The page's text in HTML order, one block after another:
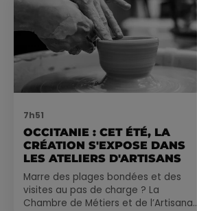
7h51
OCCITANIE : CET ÉTÉ, LA
CRÉATION S'EXPOSE DANS
LES ATELIERS D'ARTISANS
Marre des plages bondées et des
visites au pas de charge ? La
Chambre de Métiers et de l’Artisanat